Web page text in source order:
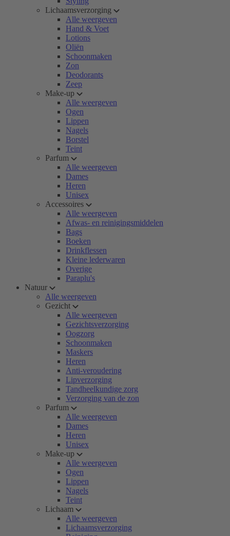
Lichaamsverzorging
Alle weergeven
Hand & Voet
Lotions
Oliën
Schoonmaken
Zon
Deodorants
Zeep
Make-up
Alle weergeven
Ogen
Lippen
Nagels
Borstel
Teint
Parfum
Alle weergeven
Dames
Heren
Unisex
Accessoires
Alle weergeven
Afwas- en reinigingsmiddelen
Bags
Boeken
Drinkflessen
Kleine lederwaren
Overige
Paraplu's
Natuur
Alle weergeven
Gezicht
Alle weergeven
Gezichtsverzorging
Oogzorg
Schoonmaken
Maskers
Heren
Anti-veroudering
Lipverzorging
Tandheelkundige zorg
Verzorging van de zon
Parfum
Alle weergeven
Dames
Heren
Unisex
Make-up
Alle weergeven
Ogen
Lippen
Nagels
Teint
Lichaam
Alle weergeven
Lichaamsverzorging